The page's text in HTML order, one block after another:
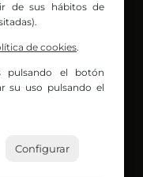
Ollero
de sus hábitos de
de cookies.
pulsando el botón
su uso pulsando el
Configurar